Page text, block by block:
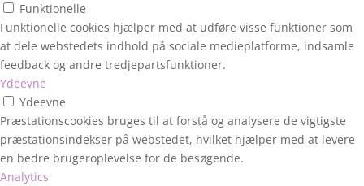
Funktionelle
Funktionelle cookies hjælper med at udføre visse funktioner som
at dele webstedets indhold på sociale medieplatforme, indsamle
feedback og andre tredjepartsfunktioner.
Ydeevne
Ydeevne
Præstationscookies bruges til at forstå og analysere de vigtigste
præstationsindekser på webstedet, hvilket hjælper med at levere
en bedre brugeroplevelse for de besøgende.
Analytics